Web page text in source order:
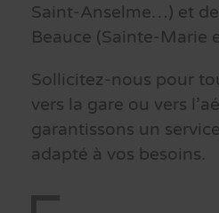
Saint-Anselme…) et
Beauce (Sainte-Marie
Sollicitez-nous pour
vers la gare ou vers
garantissons un
adapté à vos besoins.